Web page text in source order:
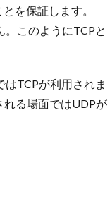
を保証します。
このようにTCPと
TCPが利用されま
る場面ではUDPが